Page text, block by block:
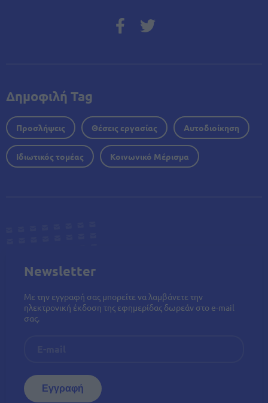
Δημοφιλή Tag
Προσλήψεις Θέσεις εργασίας Αυτοδιοίκηση
Ιδιωτικός τομέας Κοινωνικό Μέρισμα
Newsletter
Με την εγγραφή σας μπορείτε να λαμβάνετε την
ηλεκτρονική έκδοση της εφημερίδας δωρεάν στο e-mail
σας.